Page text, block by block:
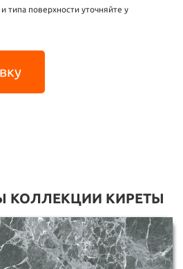
типа поверхности уточняйте у
КОЛЛЕКЦИИ КИРЕТЫ